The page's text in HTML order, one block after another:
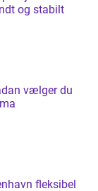
og stabilt